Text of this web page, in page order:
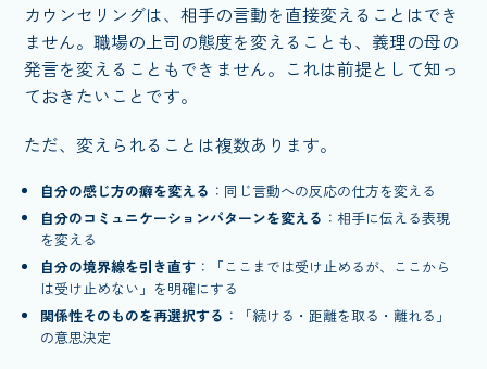
カウンセリングは、相手の言動を直接変えることはでき
ません。職場の上司の態度を変えることも、義理の母の
発言を変えることもできません。これは前提として知っ
ておきたいことです。
ただ、変えられることは複数あります。
自分の感じ方の癖を変える ：同じ言動への反応の仕方を変える
自分のコミュニケーションパターンを変える ：相手に伝える表現
を変える
自分の境界線を引き直す ：「ここまでは受け止めるが、ここから
は受け止めない」を明確にする
関係性そのものを再選択する ：「続ける・距離を取る・離れる」
の意思決定